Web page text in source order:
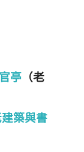
亭 （老
築與書